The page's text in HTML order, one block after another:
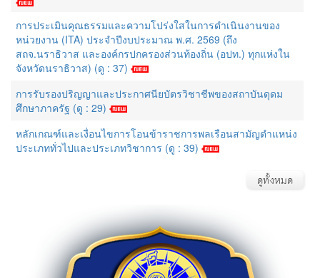
การประเมินคุณธรรมและความโปร่งใสในการดำเนินงานของ
หน่วยงาน (ITA) ประจำปีงบประมาณ พ.ศ. 2569 (ถึง
สถจ.นราธิวาส และองค์กรปกครองส่วนท้องถิ่น (อปท.) ทุกแห่งใน
จังหวัดนราธิวาส) (ดู : 37)
การรับรองปริญญาและประกาศนียบัตรวิชาชีพของสถาบันดุดม
ศึกษาภาครัฐ (ดู : 29)
หลักเกณฑ์และเงื่อนไขการโอนข้าราชการพลเรือนสามัญตำแหน่ง
ประเภททั่วไปและประเภทวิชาการ (ดู : 39)
ดูทั้งหมด